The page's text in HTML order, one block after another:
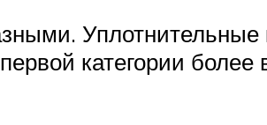
Уплотнительные
категории более